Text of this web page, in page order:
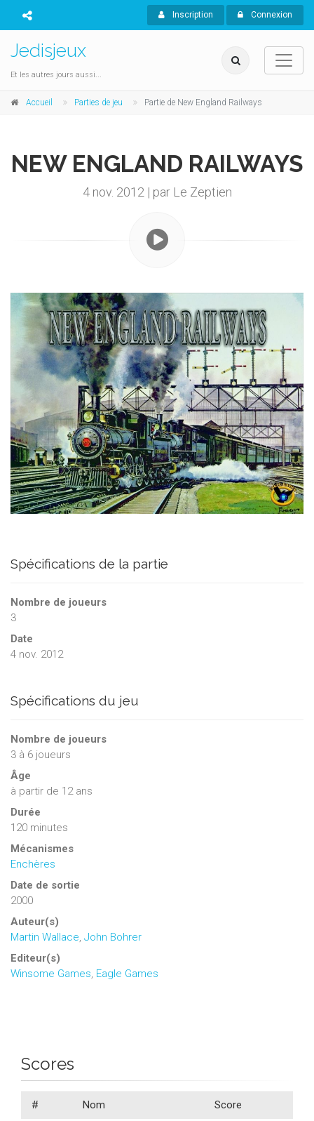
Inscription Connexion
Jedisjeux
Et les autres jours aussi...
Accueil Parties de jeu Partie de New England Railways
NEW ENGLAND RAILWAYS
4 nov. 2012 | par Le Zeptien
Spécifications de la partie
Nombre de joueurs
3
Date
4 nov. 2012
Spécifications du jeu
Nombre de joueurs
3 à 6 joueurs
Âge
à partir de 12 ans
Durée
120 minutes
Mécanismes
Enchères
Date de sortie
2000
Auteur(s)
Martin Wallace John Bohrer
Editeur(s)
Winsome Games Eagle Games
Scores
# Nom Score